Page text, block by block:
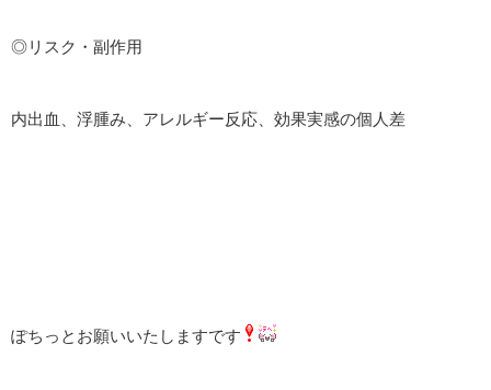
◎リスク・副作用
内出血、浮腫み、アレルギー反応、効果実感の個人差
ぽちっとお願いいたしますです